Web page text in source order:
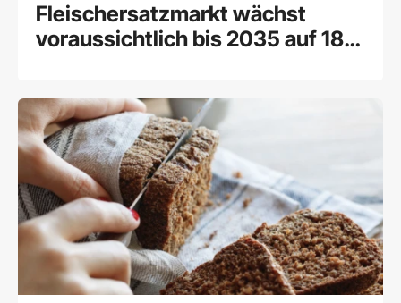
Fleischersatzmarkt wächst
voraussichtlich bis 2035 auf 18